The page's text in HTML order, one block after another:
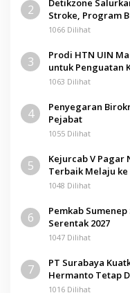
2
Detikzone
Stroke, Program
1066 Dilihat
3
Prodi HTN UIN
untuk Penguatan
1063 Dilihat
4
Penyegaran
Pejabat
1055 Dilihat
5
Kejurcab V Pagar
Terbaik Melaju
1048 Dilihat
6
Pemkab
Serentak 2027
1047 Dilihat
7
PT Surabaya
Hermanto Tetap
Pamolokan
1016 Dilihat